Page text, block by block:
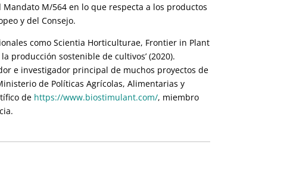
M/564 en lo que respecta a los productos
y del Consejo.
como Scientia Horticulturae, Frontier in Plant
producción sostenible de cultivos’ (2020).
e investigador principal de muchos proyectos de
de Políticas Agrícolas, Alimentarias y
de https://www.biostimulant.com/, miembro